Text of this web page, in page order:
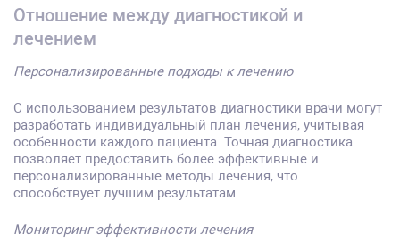
Отношение между диагностикой и
лечением
Персонализированные подходы к лечению
С использованием результатов диагностики врачи могут
разработать индивидуальный план лечения, учитывая
особенности каждого пациента. Точная диагностика
позволяет предоставить более эффективные и
персонализированные методы лечения, что
способствует лучшим результатам.
Мониторинг эффективности лечения